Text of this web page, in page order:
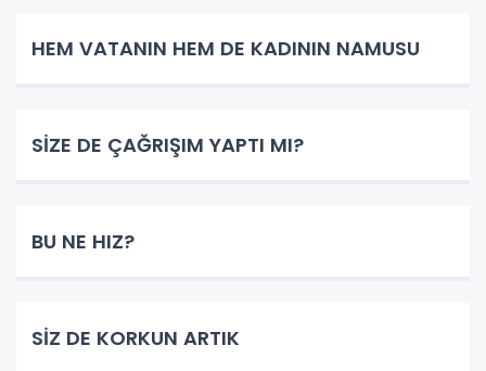
HEM VATANIN HEM DE KADININ NAMUSU
SİZE DE ÇAĞRIŞIM YAPTI MI?
BU NE HIZ?
SİZ DE KORKUN ARTIK